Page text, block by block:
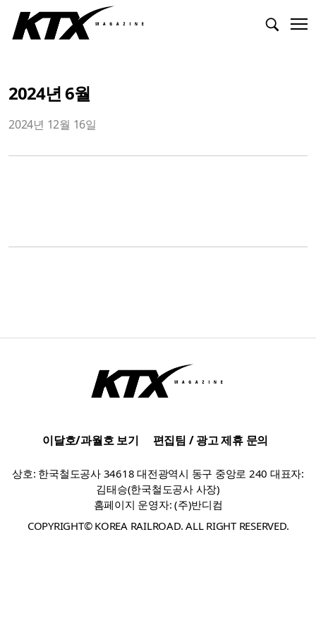
2024년 6월
2024년 12월 16일
이달호/과월호 보기 편집팀 / 광고 제휴 문의
상호: 한국철도공사 34618 대전광역시 동구 중앙로 240 대표자:
김태승(한국철도공사 사장)
홈페이지 운영자: (주)반디컴
COPYRIGHT© KOREA RAILROAD. ALL RIGHT RESERVED.